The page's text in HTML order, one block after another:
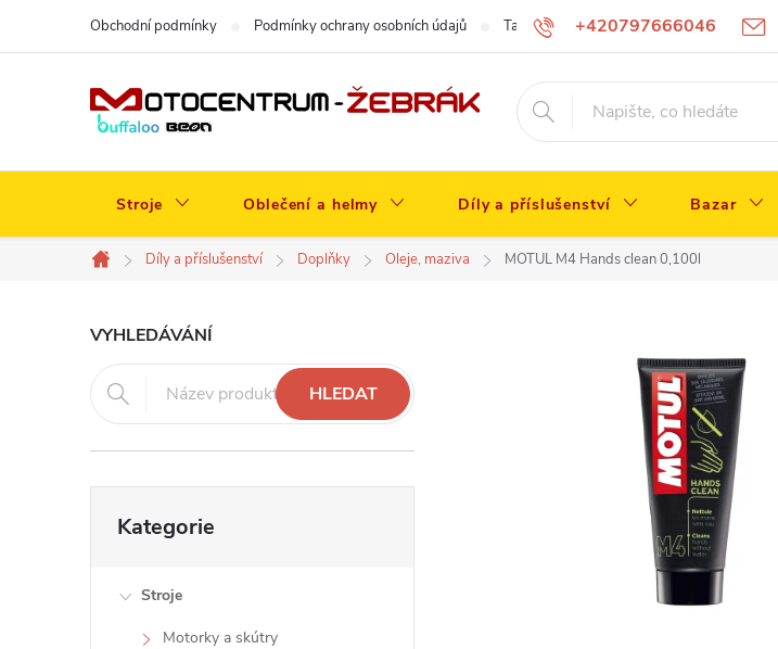
+420797666046
Obchodní podmínky Podmínky ochrany osobních údajů Tabulka velikostí
Stroje Oblečení a helmy Díly a příslušenství Bazar
Domů
Díly a příslušenství Doplňky Oleje, maziva MOTUL M4 Hands clean 0,100l
P
o
s
VYHLEDÁVÁNÍ
HLEDAT
kategorie
Kategorie
Stroje
Motorky a skútry